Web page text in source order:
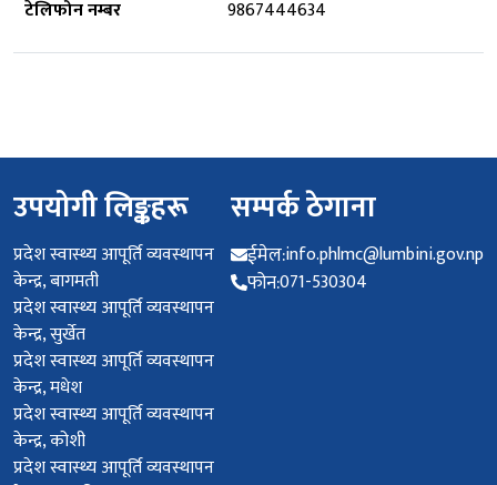
टेलिफोन नम्बर 9867444634
उपयोगी लिङ्कहरू
प्रदेश स्वास्थ्य आपूर्ति व्यवस्थापन
केन्द्र, बागमती
प्रदेश स्वास्थ्य आपूर्ति व्यवस्थापन
केन्द्र, सुर्खेत
प्रदेश स्वास्थ्य आपूर्ति व्यवस्थापन
केन्द्र, मधेश
प्रदेश स्वास्थ्य आपूर्ति व्यवस्थापन
केन्द्र, कोशी
प्रदेश स्वास्थ्य आपूर्ति व्यवस्थापन
सम्पर्क ठेगाना
ईमेल:info.phlmc@lumbini.gov.np
फोन:071-530304